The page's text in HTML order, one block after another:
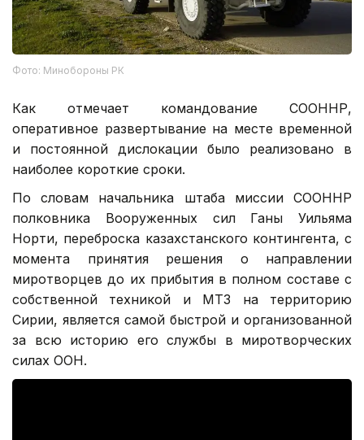
Фото: Минобороны РК
Как отмечает командование СООННР,
оперативное развертывание на месте временной
и постоянной дислокации было реализовано в
наиболее короткие сроки.
По словам начальника штаба миссии СООННР
полковника Вооруженных сил Ганы Уильяма
Норти, переброска казахстанского контингента, с
момента принятия решения о направлении
миротворцев до их прибытия в полном составе с
собственной техникой и МТЗ на территорию
Сирии, является самой быстрой и организованной
за всю историю его службы в миротворческих
силах ООН.